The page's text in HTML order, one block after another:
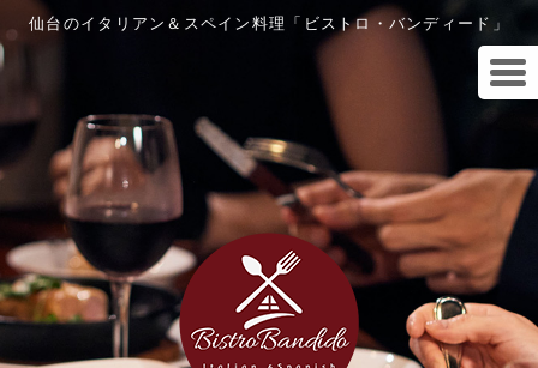
仙台のイタリアン＆スペイン料理「ビストロ・バンディード」